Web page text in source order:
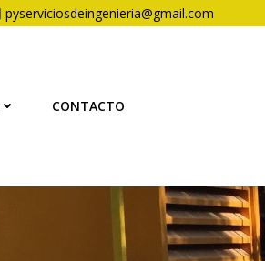
pyserviciosdeingenieria@gmail.com
CONTACTO